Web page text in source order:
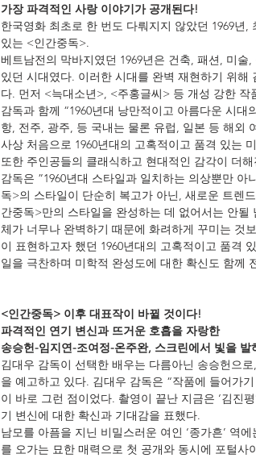
가장 파격적인 사랑 이야기가 공개된다!
한국영화 최초로 한 번도 다뤄지지 않았던 1969년
있는 <인간중독>.
베트남전의 막바지였던 1969년은 건축, 패션, 미
있던 시대였다. 이러한 시대를 완벽 재현하기 위
다. 먼저 <늑대소년>, <주홍글씨> 등 개성 강한
감독과 함께 “1960년대 낭만적이고 아름다운 시
항, 전주, 광주, 등 국내는 물론 유럽, 일본 등 해외
사상 처음으로 1960년대의 고혹적이고 품격 있는
또한 주인공들의 클래식하고 현대적인 감각이 더
감독은 ”1960년대 스타일과 일치하는 의상뿐만
독>의 스타일이 단순히 복고가 아닌, 새로운 트렌
간중독>만의 스타일을 완성하는 데 없어서는 안
체가 너무나 완벽하기 때문에 화려하게 꾸미는 것
이 표현하고자 했던 1960년대의 고혹적이고 품격
일을 극찬하며 미학적 완성도에 대한 확신도 함께
<인간중독> 이후 대표작이 바뀔 것이다!
파격적인 연기 변신과 뜨거운 호흡을 자랑한
송승헌-임지연-조여정-온주완, 스크린에서 빛을 발
김대우 감독이 선택한 배우는 다름아닌 송승헌으
을 예고하고 있다. 김대우 감독은 “작품에 들어가
이 바로 그런 점이었다. 촬영이 끝난 지금은 ‘김진
기 변신에 대한 확신과 기대감을 표했다.
남모를 아픔을 지닌 비밀스러운 여인 ‘종가흔’ 역
를 오가는 묘한 매력으로 첫 공개와 동시에 포털사